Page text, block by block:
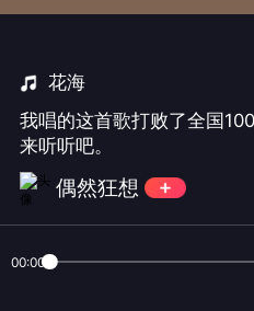
花海
我唱的这首歌打败了全国
来听听吧。
偶然狂想
00:00